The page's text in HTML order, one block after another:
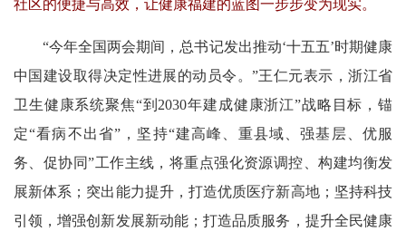
社区的便捷与高效，让健康福建的蓝图一步步变为现实。
“今年全国两会期间，总书记发出推动‘十五五’时期健康
中国建设取得决定性进展的动员令。”王仁元表示，浙江省
卫生健康系统聚焦“到2030年建成健康浙江”战略目标，锚
定“看病不出省”，坚持“建高峰、重县域、强基层、优服
务、促协同”工作主线，将重点强化资源调控、构建均衡发
展新体系；突出能力提升，打造优质医疗新高地；坚持科技
引领，增强创新发展新动能；打造品质服务，提升全民健康